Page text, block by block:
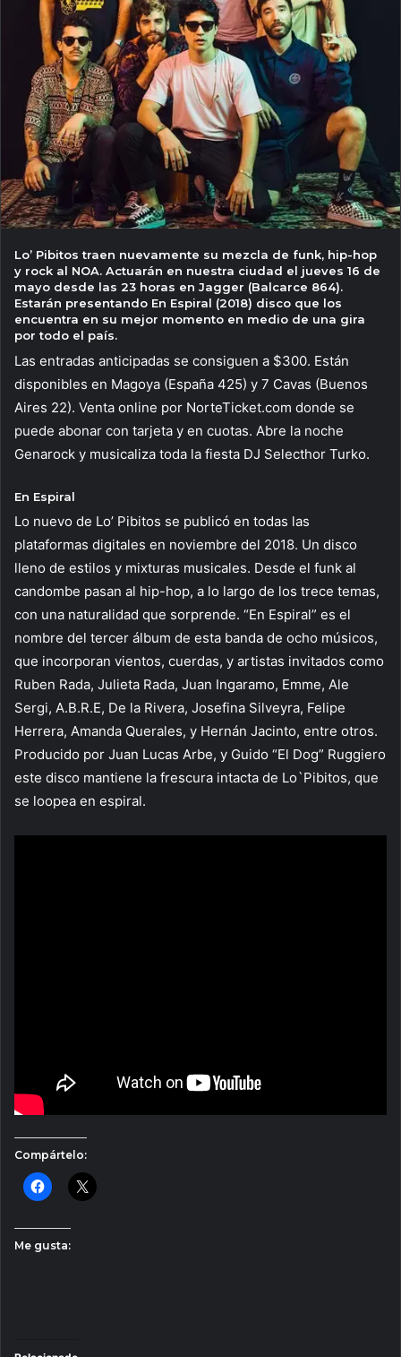
Lo’ Pibitos traen nuevamente su mezcla de funk, hip-hop
y rock al NOA. Actuarán en nuestra ciudad el jueves 16 de
mayo desde las 23 horas en Jagger (Balcarce 864).
Estarán presentando En Espiral (2018) disco que los
encuentra en su mejor momento en medio de una gira
por todo el país.
Las entradas anticipadas se consiguen a $300. Están
disponibles en Magoya (España 425) y 7 Cavas (Buenos
Aires 22). Venta online por NorteTicket.com donde se
puede abonar con tarjeta y en cuotas. Abre la noche
Genarock y musicaliza toda la fiesta DJ Selecthor Turko.
En Espiral
Lo nuevo de Lo’ Pibitos se publicó en todas las
plataformas digitales en noviembre del 2018. Un disco
lleno de estilos y mixturas musicales. Desde el funk al
candombe pasan al hip-hop, a lo largo de los trece temas,
con una naturalidad que sorprende. “En Espiral” es el
nombre del tercer álbum de esta banda de ocho músicos,
que incorporan vientos, cuerdas, y artistas invitados como
Ruben Rada, Julieta Rada, Juan Ingaramo, Emme, Ale
Sergi, A.B.R.E, De la Rivera, Josefina Silveyra, Felipe
Herrera, Amanda Querales, y Hernán Jacinto, entre otros.
Producido por Juan Lucas Arbe, y Guido “El Dog” Ruggiero
este disco mantiene la frescura intacta de Lo`Pibitos, que
se loopea en espiral.
Compártelo:
Me gusta: